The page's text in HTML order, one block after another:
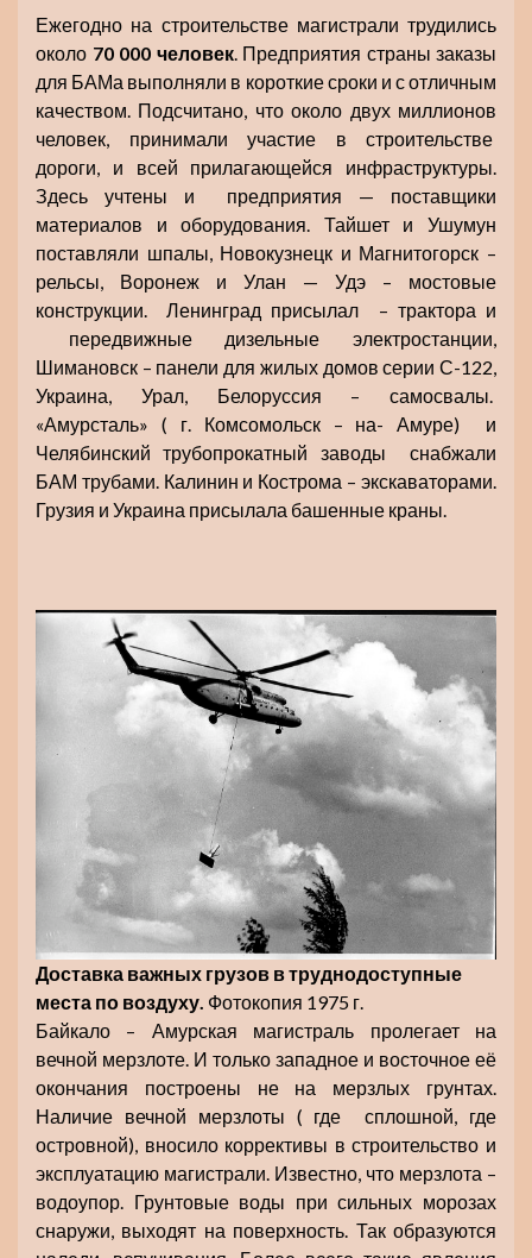
Ежегодно на строительстве магистрали трудились
около 70 000 человек. Предприятия страны заказы
для БАМа выполняли в короткие сроки и с отличным
качеством. Подсчитано, что около двух миллионов
человек, принимали участие в строительстве
дороги, и всей прилагающейся инфраструктуры.
Здесь учтены и предприятия — поставщики
материалов и оборудования. Тайшет и Ушумун
поставляли шпалы, Новокузнецк и Магнитогорск –
рельсы, Воронеж и Улан — Удэ – мостовые
конструкции. Ленинград присылал – трактора и
передвижные дизельные электростанции,
Шимановск – панели для жилых домов серии С-122,
Украина, Урал, Белоруссия – самосвалы.
«Амурсталь» ( г. Комсомольск – на- Амуре) и
Челябинский трубопрокатный заводы снабжали
БАМ трубами. Калинин и Кострома – экскаваторами.
Грузия и Украина присылала башенные краны.
Доставка важных грузов в труднодоступные
места по воздуху. Фотокопия 1975 г.
Байкало – Амурская магистраль пролегает на
вечной мерзлоте. И только западное и восточное её
окончания построены не на мерзлых грунтах.
Наличие вечной мерзлоты ( где сплошной, где
островной), вносило коррективы в строительство и
эксплуатацию магистрали. Известно, что мерзлота –
водоупор. Грунтовые воды при сильных морозах
снаружи, выходят на поверхность. Так образуются